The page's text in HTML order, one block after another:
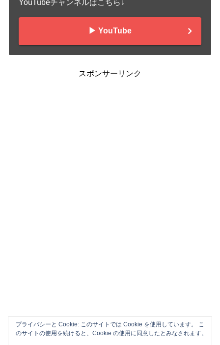
YouTubeチャンネルはこちら↓
▶︎ YouTube
スポンサーリンク
プライバシーと Cookie: このサイトでは Cookie を使用しています。 こ
のサイトの使用を続けると、Cookie の使用に同意したとみなされます。